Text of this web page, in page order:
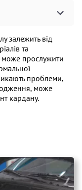
залежить від
та
може прослужити
проблеми,
може
кардану.